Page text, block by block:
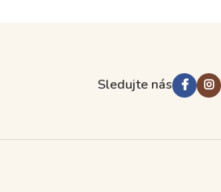
Sledujte nás